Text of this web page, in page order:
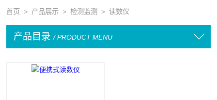
首页 > 产品展示 >检测监测 >读数仪
产品目录 / PRODUCT MENU